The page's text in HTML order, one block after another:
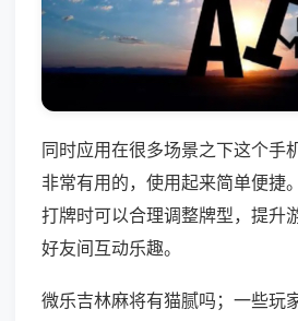
同时应用在很多场景之下这个手
非常有用的，使用起来简单便捷
打牌时可以合理调整牌型，提升
好友间互动乐趣。
微乐吉林麻将有猫腻吗；一些玩